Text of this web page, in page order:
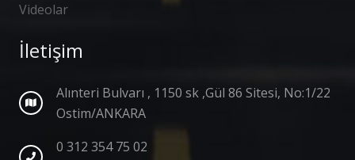
Videolar
İletişim
Alınteri Bulvarı , 1150 sk ,Gül 86 Sitesi, No:1/22
Ostim/ANKARA
0 312 354 75 02